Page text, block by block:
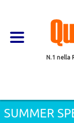
N.1 nella
SUMMER